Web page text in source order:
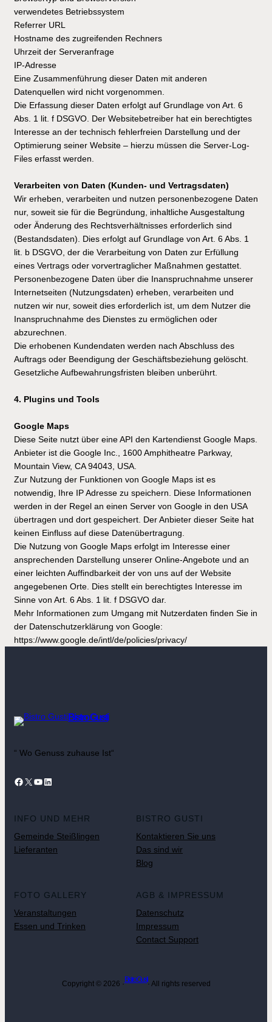
verwendetes Betriebssystem
Referrer URL
Hostname des zugreifenden Rechners
Uhrzeit der Serveranfrage
IP-Adresse
Eine Zusammenführung dieser Daten mit anderen
Datenquellen wird nicht vorgenommen.
Die Erfassung dieser Daten erfolgt auf Grundlage von Art. 6
Abs. 1 lit. f DSGVO. Der Websitebetreiber hat ein berechtigtes
Interesse an der technisch fehlerfreien Darstellung und der
Optimierung seiner Website – hierzu müssen die Server-Log-
Files erfasst werden.
Verarbeiten von Daten (Kunden- und Vertragsdaten)
Wir erheben, verarbeiten und nutzen personenbezogene Daten
nur, soweit sie für die Begründung, inhaltliche Ausgestaltung
oder Änderung des Rechtsverhältnisses erforderlich sind
(Bestandsdaten). Dies erfolgt auf Grundlage von Art. 6 Abs. 1
lit. b DSGVO, der die Verarbeitung von Daten zur Erfüllung
eines Vertrags oder vorvertraglicher Maßnahmen gestattet.
Personenbezogene Daten über die Inanspruchnahme unserer
Internetseiten (Nutzungsdaten) erheben, verarbeiten und
nutzen wir nur, soweit dies erforderlich ist, um dem Nutzer die
Inanspruchnahme des Dienstes zu ermöglichen oder
abzurechnen.
Die erhobenen Kundendaten werden nach Abschluss des
Auftrags oder Beendigung der Geschäftsbeziehung gelöscht.
Gesetzliche Aufbewahrungsfristen bleiben unberührt.
4. Plugins und Tools
Google Maps
Diese Seite nutzt über eine API den Kartendienst Google Maps.
Anbieter ist die Google Inc., 1600 Amphitheatre Parkway,
Mountain View, CA 94043, USA.
Zur Nutzung der Funktionen von Google Maps ist es
notwendig, Ihre IP Adresse zu speichern. Diese Informationen
werden in der Regel an einen Server von Google in den USA
übertragen und dort gespeichert. Der Anbieter dieser Seite hat
keinen Einfluss auf diese Datenübertragung.
Die Nutzung von Google Maps erfolgt im Interesse einer
ansprechenden Darstellung unserer Online-Angebote und an
einer leichten Auffindbarkeit der von uns auf der Website
angegebenen Orte. Dies stellt ein berechtigtes Interesse im
Sinne von Art. 6 Abs. 1 lit. f DSGVO dar.
Mehr Informationen zum Umgang mit Nutzerdaten finden Sie in
der Datenschutzerklärung von Google:
https://www.google.de/intl/de/policies/privacy/
Bistro Gusti
“ Wo Genuss zuhause Ist“
Facebook X YouTube LinkedIn
INFO UND MEHR
Gemeinde Steißlingen
Lieferanten
BISTRO GUSTI
Kontaktieren Sie uns
Das sind wir
Blog
FOTO GALLERY
Veranstaltungen
Essen und Trinken
AGB & IMPRESSUM
Datenschutz
Impressum
Contact Support
Copyright © 2026 ·
Bistro Gusti
· All rights reserved